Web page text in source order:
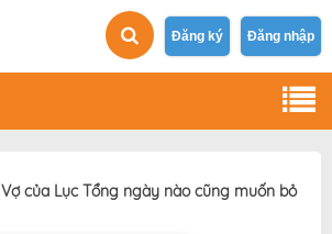
Đăng ký Đăng nhập
Vợ của Lục Tổng ngày nào cũng muốn bỏ